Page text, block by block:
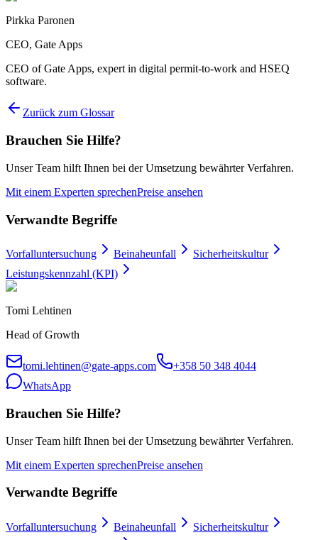
Pirkka Paronen
CEO, Gate Apps
CEO of Gate Apps, expert in digital permit-to-work and HSEQ
software.
Zurück zum Glossar
Brauchen Sie Hilfe?
Unser Team hilft Ihnen bei der Umsetzung bewährter Verfahren.
Mit einem Experten sprechenPreise ansehen
Verwandte Begriffe
Vorfalluntersuchung Beinaheunfall
Sicherheitskultur
Leistungskennzahl (KPI)
Tomi Lehtinen
Head of Growth
tomi.lehtinen@gate-apps.com
+358 50 348 4044
WhatsApp
Brauchen Sie Hilfe?
Unser Team hilft Ihnen bei der Umsetzung bewährter Verfahren.
Mit einem Experten sprechenPreise ansehen
Verwandte Begriffe
Vorfalluntersuchung Beinaheunfall
Sicherheitskultur